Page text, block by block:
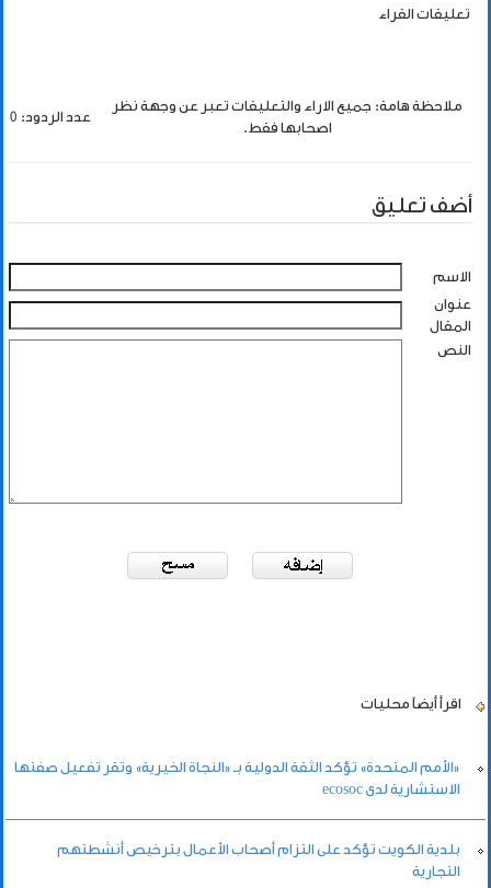
تعليقات القراء
ملاحظة هامة: جميع الاراء والتعليقات تعبر عن وجهة نظر
اصحابها فقط.
عدد الردود: 0
أضف تعليق
الاسم
عنوان
المقال
النص
اقرأ أيضاً محليات
«الأمم المتحدة» تؤكد الثقة الدولية بـ «النجاة الخيرية» وتقر تفعيل صفتها
الاستشارية لدى ecosoc
بلدية الكويت تؤكد على التزام أصحاب الأعمال بترخيص أنشطتهم
التجارية